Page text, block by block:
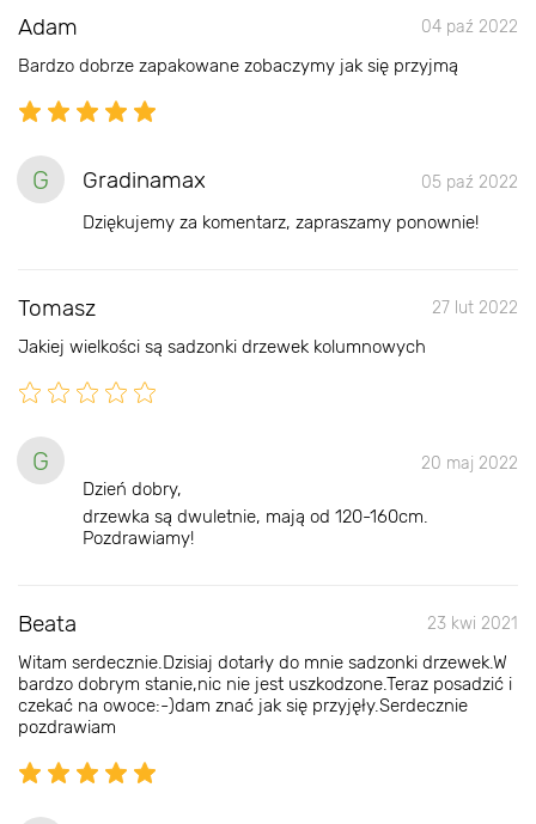
Adam 04 paź 2022
Bardzo dobrze zapakowane zobaczymy jak się przyjmą
G Gradinamax 05 paź 2022
Dziękujemy za komentarz, zapraszamy ponownie!
Tomasz 27 lut 2022
Jakiej wielkości są sadzonki drzewek kolumnowych
G 20 maj 2022
Dzień dobry,
drzewka są dwuletnie, mają od 120-160cm.
Pozdrawiamy!
Beata 23 kwi 2021
Witam serdecznie.Dzisiaj dotarły do mnie sadzonki drzewek.W
bardzo dobrym stanie,nic nie jest uszkodzone.Teraz posadzić i
czekać na owoce:-)dam znać jak się przyjęły.Serdecznie
pozdrawiam